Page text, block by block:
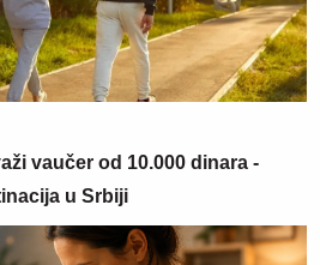
vaučer od 10.000 dinara -
u Srbiji